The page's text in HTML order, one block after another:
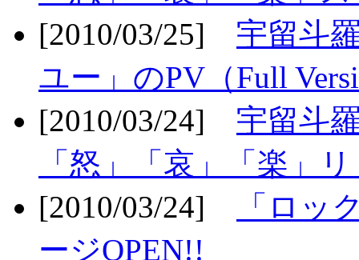
[2010/03/25] 宇留斗
ユー」のPV（Full
[2010/03/24] 宇留斗
「怒」「哀」「楽」
[2010/03/24]
「ロッ
ージOPEN!!